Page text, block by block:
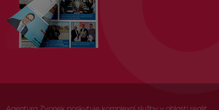
Agentura Zvonek poskytuje komplexní služby v oblasti realit,